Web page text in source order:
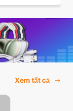
Xem tất cả